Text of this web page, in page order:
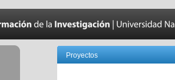
Proyectos